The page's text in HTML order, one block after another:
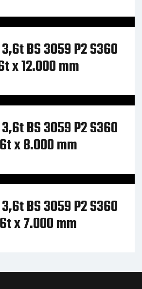
BS 3059 P2 S360
x 12.000 mm
BS 3059 P2 S360
x 8.000 mm
BS 3059 P2 S360
x 7.000 mm